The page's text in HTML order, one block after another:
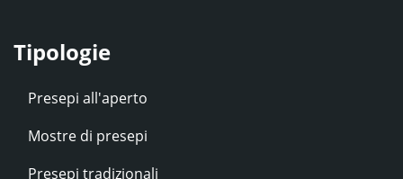
Tipologie
Presepi all'aperto
Mostre di presepi
Presepi tradizionali